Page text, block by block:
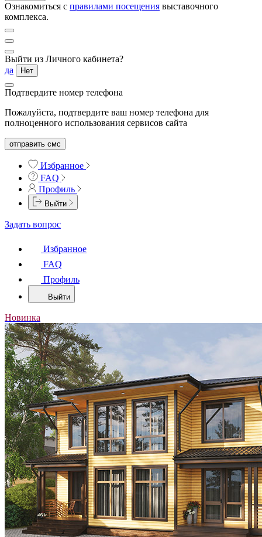
Ознакомиться с правилами посещения выставочного
комплекса.
Выйти из Личного кабинета?
да
Нет
Подтвердите номер телефона
Пожалуйста, подтвердите ваш номер телефона для
полноценного использования сервисов сайта
отправить смс
Избранное
FAQ
Профиль
Выйти
Задать вопрос
Избранное
FAQ
Профиль
Выйти
Новинка